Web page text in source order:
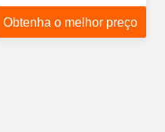
encolhimento térmico
para revestimento de
Obtenha o melhor preço